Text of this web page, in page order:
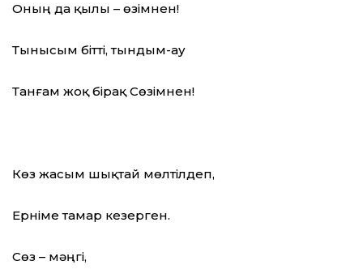
Оның да қылы – өзімнен!
Тынысым бітті, тындым-ау
Танғам жоқ бірақ Сөзімнен!
Көз жасым шықтай мөлтілдеп,
Ерніме тамар кезерген.
Сөз – мәңгі,